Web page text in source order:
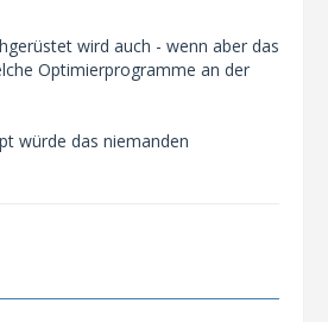
wird auch - wenn aber das
Optimierprogramme an der
würde das niemanden